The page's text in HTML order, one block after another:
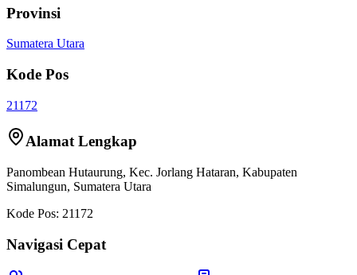
Provinsi
Sumatera Utara
Kode Pos
21172
Alamat Lengkap
Panombean Hutaurung, Kec. Jorlang Hataran, Kabupaten
Simalungun, Sumatera Utara
Kode Pos: 21172
Navigasi Cepat